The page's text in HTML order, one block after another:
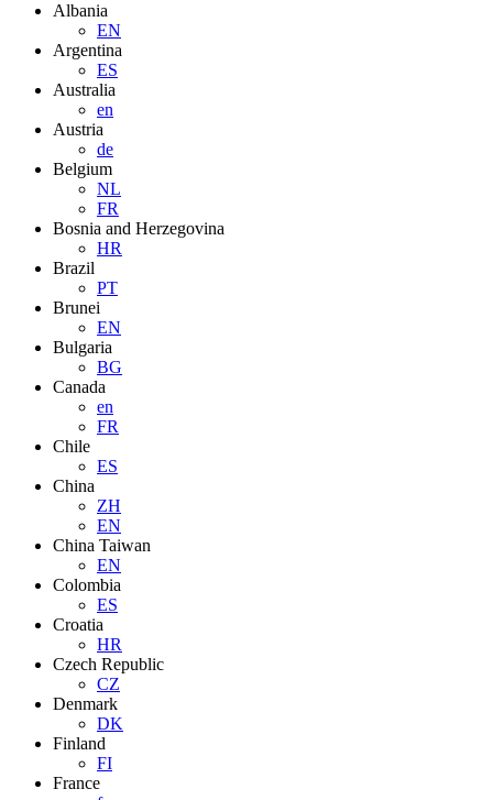
Albania
EN
Argentina
ES
Australia
en
Austria
de
Belgium
NL
FR
Bosnia and Herzegovina
HR
Brazil
PT
Brunei
EN
Bulgaria
BG
Canada
en
FR
Chile
ES
China
ZH
EN
China Taiwan
EN
Colombia
ES
Croatia
HR
Czech Republic
CZ
Denmark
DK
Finland
FI
France